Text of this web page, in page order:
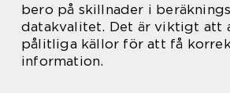
bero på skillnader i
datakvalitet. Det är viktigt att
pålitliga källor för att få
information.